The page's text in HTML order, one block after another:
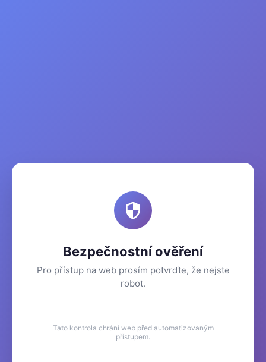
Bezpečnostní ověření
Pro přístup na web prosím potvrďte, že nejste
robot.
Tato kontrola chrání web před automatizovaným
přístupem.